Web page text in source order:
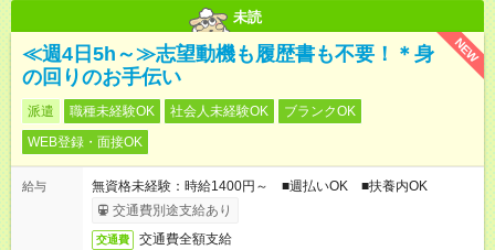
未読
NEW
≪週4日5h～≫志望動機も履歴書も不要！＊身
の回りのお手伝い
派遣 職種未経験OK 社会人未経験OK
ブランクOK
WEB登録・面接OK
給与
無資格未経験：時給1400円～ ■週払いOK ■扶養内OK
交通費別途支給あり
交通費 交通費全額支給